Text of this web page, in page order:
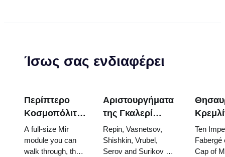
Ίσως σας ενδιαφέρει
Περίπτερο
Κοσμοπόλιταν
(Kosmos
Pavilion) στην
VDNKh: Στη
A full-size Mir
module you can
walk through, the
Αριστουργήματα
της Γκαλερί
Τρετιακόφ: Οι
Πίνακες που
Αξίζει να
Repin, Vasnetsov,
Shishkin, Vrubel,
Serov and Surikov —
Αυγά
Ten
Fabergé
Cap of